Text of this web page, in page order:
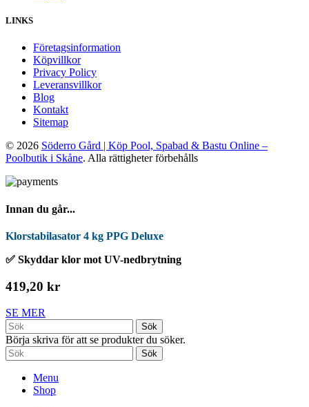
LINKS
Företagsinformation
Köpvillkor
Privacy Policy
Leveransvillkor
Blog
Kontakt
Sitemap
© 2026 Söderro Gård | Köp Pool, Spabad & Bastu Online –
Poolbutik i Skåne. Alla rättigheter förbehålls
Innan du går...
Klorstabilasator 4 kg PPG Deluxe
✅ Skyddar klor mot UV-nedbrytning
419,20 kr
SE MER
Sök
Börja skriva för att se produkter du söker.
Sök
Menu
Shop